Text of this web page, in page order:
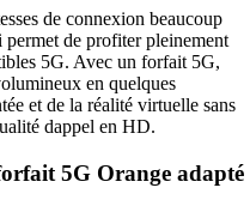
de connexion beaucoup
de profiter pleinement
5G. Avec un forfait 5G,
en quelques
et de la réalité virtuelle sans
dappel en HD.
5G Orange adapté